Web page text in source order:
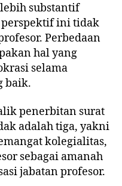
substantif
perspektif ini tidak
Perbedaan
hal yang
selama
baik.
penerbitan surat
adalah tiga, yakni
kolegialitas,
sebagai amanah
jabatan profesor.